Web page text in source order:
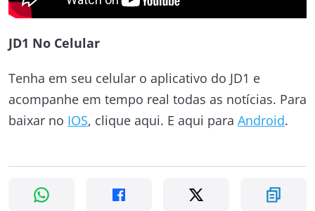
JD1 No Celular
Tenha em seu celular o aplicativo do JD1 e
acompanhe em tempo real todas as notícias. Para
baixar no IOS, clique aqui. E aqui para Android.